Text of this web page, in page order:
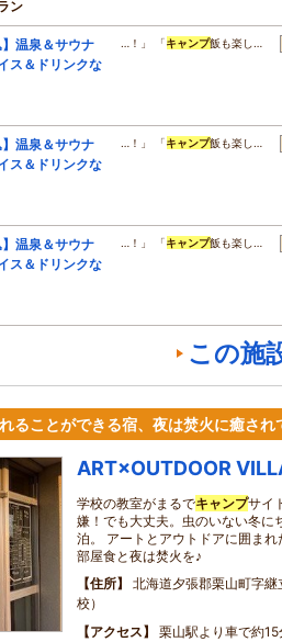
ン
】温泉＆サウナ
ス＆ドリンクな
…！」 「キャンプ飯も楽し…
】温泉＆サウナ
ス＆ドリンクな
…！」 「キャンプ飯も楽し…
】温泉＆サウナ
ス＆ドリンクな
…！」 「キャンプ飯も楽し…
この施
ることができる宿、夜は焚火に癒され
ART×OUTDOOR
学校の教室がまるでキャンプサイ
嫌！でも大丈夫。虫のいない冬に
泊。 アートとアウトドアに囲ま
部屋食と夜は焚火を♪
住所
北海道夕張郡栗山町字継
校）
アクセス
栗山駅より車で約15